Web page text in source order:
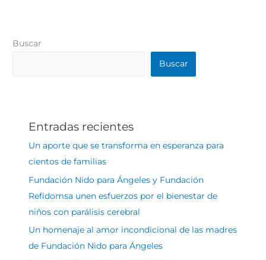
Buscar
Buscar
Entradas recientes
Un aporte que se transforma en esperanza para
cientos de familias
Fundación Nido para Ángeles y Fundación
Refidomsa unen esfuerzos por el bienestar de
niños con parálisis cerebral
Un homenaje al amor incondicional de las madres
de Fundación Nido para Ángeles